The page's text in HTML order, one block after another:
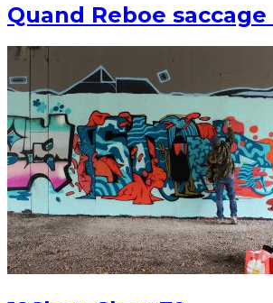
Quand Reboe saccage